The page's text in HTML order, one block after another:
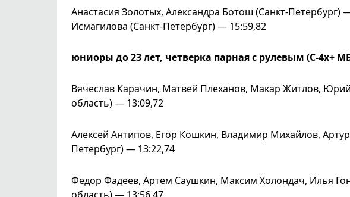
Анастасия Золотых, Александра Ботош (Санкт-Петербург)
Исмагилова (Санкт-Петербург) — 15:59,82
юниоры до 23 лет, четверка парная с рулевым (С-4х+
Вячеслав Карачин, Матвей Плеханов, Макар Житлов,
область) — 13:09,72
Алексей Антипов, Егор Кошкин, Владимир Михайлов,
Петербург) — 13:22,74
Федор Фадеев, Артем Саушкин, Максим Холондач, Илья